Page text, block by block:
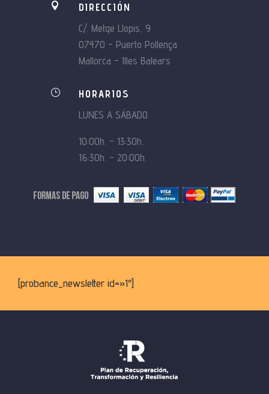

DIRECCIÓN
C/. Metge Llopis, 9
07470 – Puerto Pollença
Mallorca – Illes Balears
}
HORARIOS
LUNES A SÁBADO
10:00h. – 13:30h.
16:30h. – 20:00h.
[probance_newsletter id=»1″]